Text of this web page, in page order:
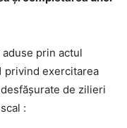
prin actul
privind exercitarea
de zilieri
: